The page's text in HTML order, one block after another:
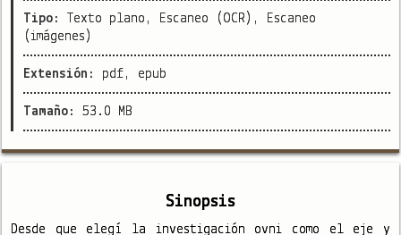
Tipo:
Texto plano, Escaneo (OCR), Escaneo
(imágenes)
Extensión: pdf, epub
Tamaño:53.0 MB
Sinopsis
Desde que elegí la investigación ovni como el eje y